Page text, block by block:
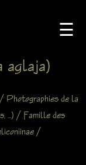
☰
aglaja)
Photographies de la
...) / Famille des
/